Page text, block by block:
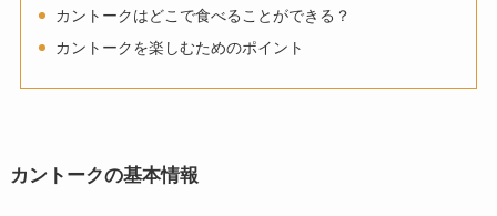
カントークはどこで食べることができる？
カントークを楽しむためのポイント
カントークの基本情報